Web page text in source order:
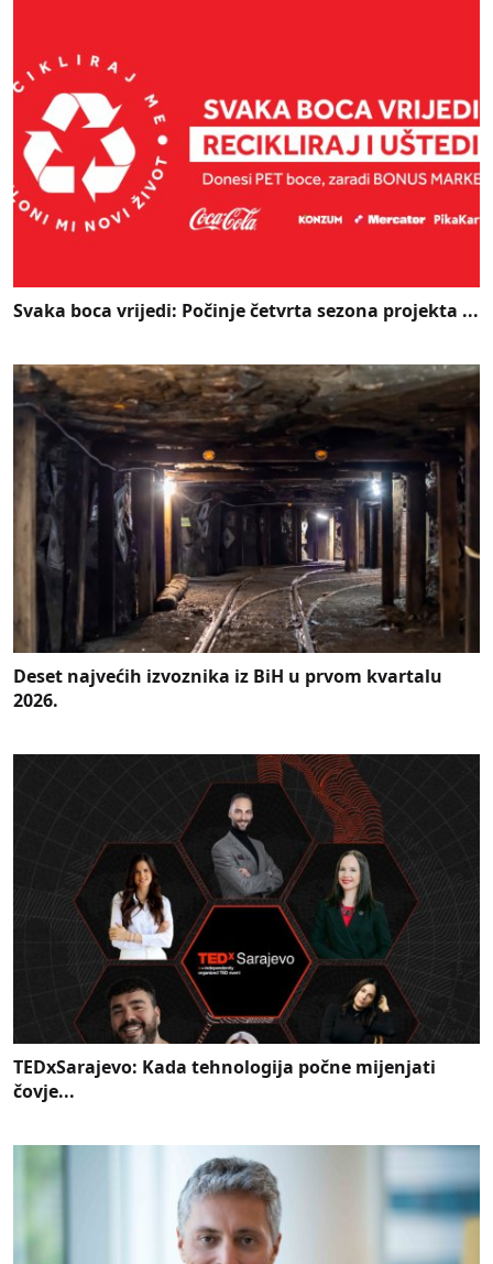
Svaka boca vrijedi: Počinje četvrta sezona projekta ...
Deset najvećih izvoznika iz BiH u prvom kvartalu
2026.
TEDxSarajevo: Kada tehnologija počne mijenjati
čovje...